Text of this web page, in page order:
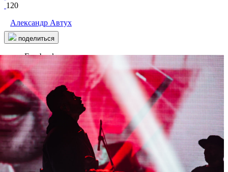
120
Александр Автух
поделиться
Facebook
Вконтакте
34 219
18
121
612
ICON CLUB / другие события